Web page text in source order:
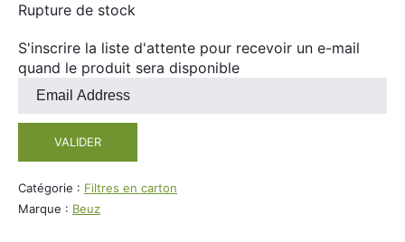
Rupture de stock
S'inscrire la liste d'attente pour recevoir un e-mail
quand le produit sera disponible
Entrez
adresse
mail
pour
rejoindre
VALIDER
Catégorie : Filtres en carton
Marque : Beuz
Cristal Puff
SoGood
10ml
100ml
Booster E-Liquide